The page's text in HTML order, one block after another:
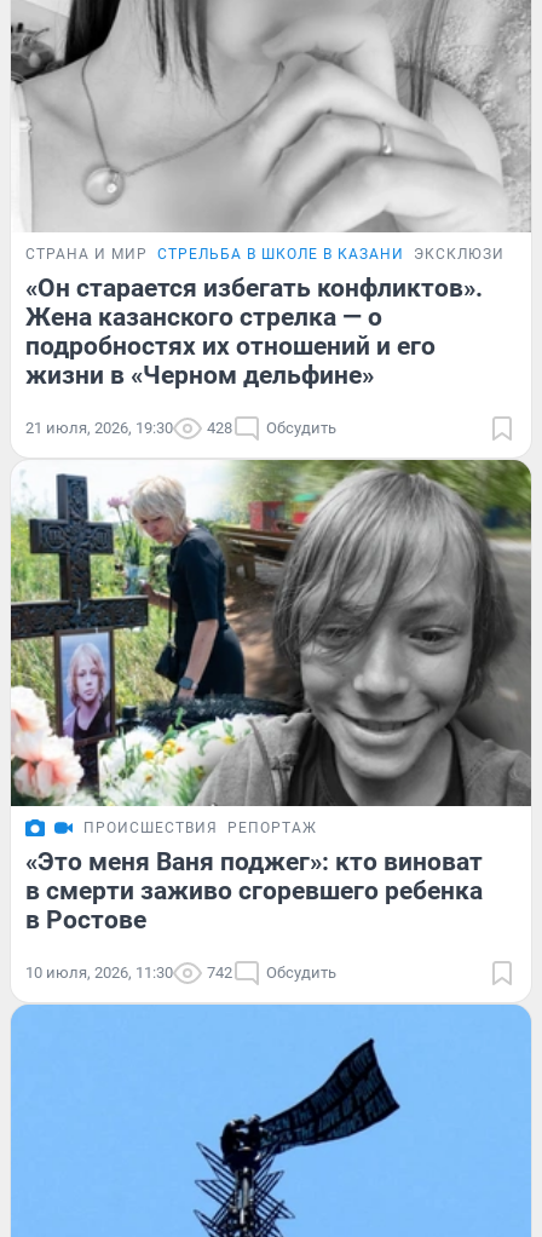
СТРАНА И МИР СТРЕЛЬБА В ШКОЛЕ В КАЗАНИ ЭКСКЛЮЗИВ
«Он старается избегать конфликтов».
Жена казанского стрелка — о
подробностях их отношений и его
жизни в «Черном дельфине»
21 июля, 2026, 19:30 428 Обсудить
ПРОИСШЕСТВИЯ РЕПОРТАЖ
«Это меня Ваня поджег»: кто виноват
в смерти заживо сгоревшего ребенка
в Ростове
10 июля, 2026, 11:30 742 Обсудить